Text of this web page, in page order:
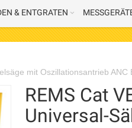
& ENTGRATEN
mit Oszillationsantrieb ANC
REMS Cat
Universal-